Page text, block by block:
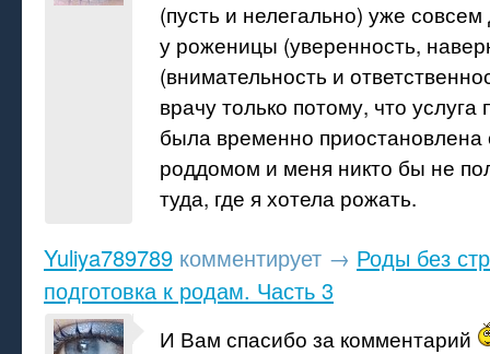
(пусть и нелегально) уже
у роженицы (уверенность,
(внимательность и
врачу только потому, что
была временно
роддомом и меня никто бы не
туда, где я хотела рожать.
Yuliya789789 комментирует → Роды без
подготовка к родам. Часть 3
И Вам спасибо за комментарий